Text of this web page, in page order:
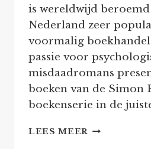
is wereldwijd
Nederland zeer
voormalig
passie voor
misdaadromans
boeken van de Simon
boekenserie in de
LEES MEER SIMON